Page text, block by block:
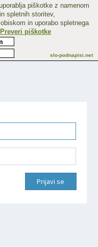
Prijavi se
piškotke z namenom
spletnih storitev,
in uporabo spletnega
Preveri piškotke
slo-podnapisi.net